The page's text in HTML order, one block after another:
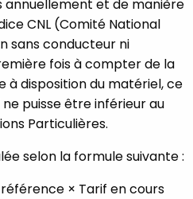
annuellement et de manière
CNL (Comité National
sans conducteur ni
fois à compter de la
à disposition du matériel, ce
puisse être inférieur au
Particulières.
selon la formule suivante :
× Tarif en cours